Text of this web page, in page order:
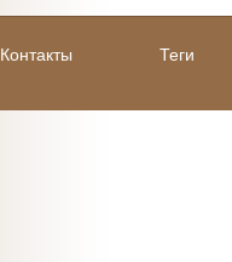
Контакты Теги